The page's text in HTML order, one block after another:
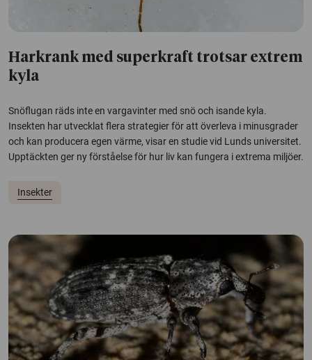
Harkrank med superkraft trotsar extrem
kyla
Snöflugan räds inte en vargavinter med snö och isande kyla.
Insekten har utvecklat flera strategier för att överleva i minusgrader
och kan producera egen värme, visar en studie vid Lunds universitet.
Upptäckten ger ny förståelse för hur liv kan fungera i extrema miljöer.
Insekter